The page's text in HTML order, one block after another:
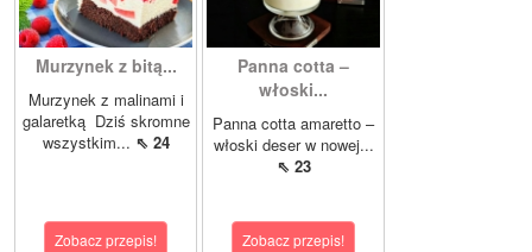
Murzynek z bitą...
Murzynek z malinami i
galaretką Dziś skromne
wszystkim... ⇖ 24
Zobacz przepis!
Panna cotta –
włoski...
Panna cotta amaretto –
włoski deser w nowej...
⇖ 23
Zobacz przepis!